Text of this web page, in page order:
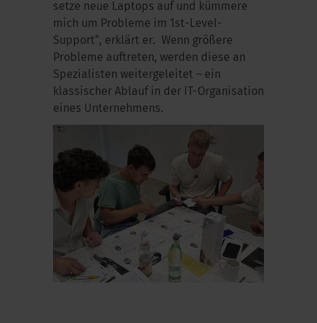
setze neue Laptops auf und kümmere
mich um Probleme im 1st-Level-
Support“, erklärt er. Wenn größere
Probleme auftreten, werden diese an
Spezialisten weitergeleitet – ein
klassischer Ablauf in der IT-Organisation
eines Unternehmens.